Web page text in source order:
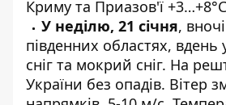
Криму та Приазов'ї
У неділю, 21 січня,
південних областях,
сніг та мокрий сніг. На
України без опадів. Вітер